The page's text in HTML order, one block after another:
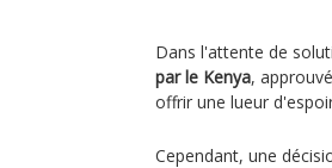
Dans l'attente de
par le Kenya,
offrir une lueur
Cependant, une